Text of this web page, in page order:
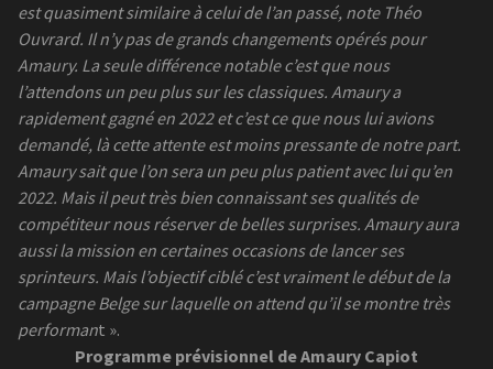
est quasiment similaire à celui de l’an passé, note Théo
Ouvrard. Il n’y pas de grands changements opérés pour
Amaury. La seule différence notable c’est que nous
l’attendons un peu plus sur les classiques. Amaury a
rapidement gagné en 2022 et c’est ce que nous lui avions
demandé, là cette attente est moins pressante de notre part.
Amaury sait que l’on sera un peu plus patient avec lui qu’en
2022. Mais il peut très bien connaissant ses qualités de
compétiteur nous réserver de belles surprises. Amaury aura
aussi la mission en certaines occasions de lancer ses
sprinteurs. Mais l’objectif ciblé c’est vraiment le début de la
campagne Belge sur laquelle on attend qu’il se montre très
performant ».
Programme prévisionnel de Amaury Capiot